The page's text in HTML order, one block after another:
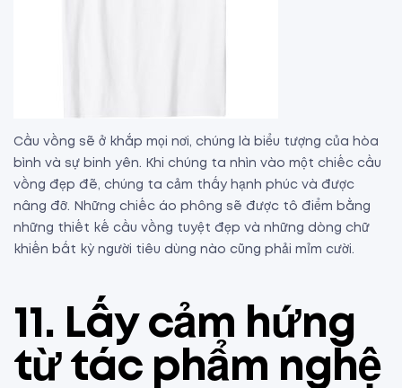
Cầu vồng sẽ ở khắp mọi nơi, chúng là biểu tượng của hòa
bình và sự binh yên. Khi chúng ta nhìn vào một chiếc cầu
vồng đẹp đẽ, chúng ta cảm thấy hạnh phúc và được
nâng đỡ. Những chiếc áo phông sẽ được tô điểm bằng
những thiết kế cầu vồng tuyệt đẹp và những dòng chữ
khiến bất kỳ người tiêu dùng nào cũng phải mỉm cười.
11. Lấy cảm hứng
từ tác phẩm nghệ